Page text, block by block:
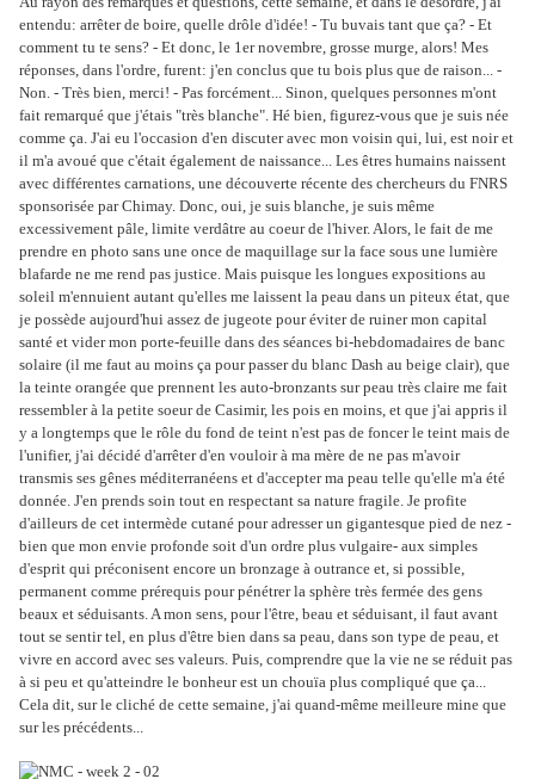
entendu: arrêter de boire, quelle drôle d'idée! - Tu buvais tant que ça? - Et
comment tu te sens? - Et donc, le 1er novembre, grosse murge, alors! Mes
réponses, dans l'ordre, furent: j'en conclus que tu bois plus que de raison... -
Non. - Très bien, merci! - Pas forcément... Sinon, quelques personnes m'ont
fait remarqué que j'étais "très blanche". Hé bien, figurez-vous que je suis née
comme ça. J'ai eu l'occasion d'en discuter avec mon voisin qui, lui, est noir et
il m'a avoué que c'était également de naissance... Les êtres humains naissent
avec différentes carnations, une découverte récente des chercheurs du FNRS
sponsorisée par Chimay. Donc, oui, je suis blanche, je suis même
excessivement pâle, limite verdâtre au coeur de l'hiver. Alors, le fait de me
prendre en photo sans une once de maquillage sur la face sous une lumière
blafarde ne me rend pas justice. Mais puisque les longues expositions au
soleil m'ennuient autant qu'elles me laissent la peau dans un piteux état, que
je possède aujourd'hui assez de jugeote pour éviter de ruiner mon capital
santé et vider mon porte-feuille dans des séances bi-hebdomadaires de banc
solaire (il me faut au moins ça pour passer du blanc Dash au beige clair), que
la teinte orangée que prennent les auto-bronzants sur peau très claire me fait
ressembler à la petite soeur de Casimir, les pois en moins, et que j'ai appris il
y a longtemps que le rôle du fond de teint n'est pas de foncer le teint mais de
l'unifier, j'ai décidé d'arrêter d'en vouloir à ma mère de ne pas m'avoir
transmis ses gênes méditerranéens et d'accepter ma peau telle qu'elle m'a été
donnée. J'en prends soin tout en respectant sa nature fragile. Je profite
d'ailleurs de cet intermède cutané pour adresser un gigantesque pied de nez -
bien que mon envie profonde soit d'un ordre plus vulgaire- aux simples
d'esprit qui préconisent encore un bronzage à outrance et, si possible,
permanent comme prérequis pour pénétrer la sphère très fermée des gens
beaux et séduisants. A mon sens, pour l'être, beau et séduisant, il faut avant
tout se sentir tel, en plus d'être bien dans sa peau, dans son type de peau, et
vivre en accord avec ses valeurs. Puis, comprendre que la vie ne se réduit pas
à si peu et qu'atteindre le bonheur est un chouïa plus compliqué que ça...
Cela dit, sur le cliché de cette semaine, j'ai quand-même meilleure mine que
sur les précédents...